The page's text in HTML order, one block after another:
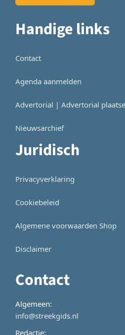
Handige links
Contact
Agenda aanmelden
Advertorial | Advertorial
Nieuwsarchief
Juridisch
Privacyverklaring
Cookiebeleid
Algemene voorwaarden Shop
Disclaimer
Contact
Algemeen:
info@streekgids.nl
Redactie: